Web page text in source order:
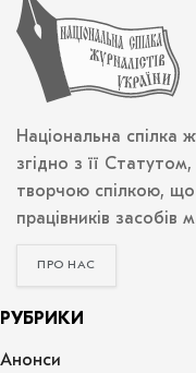
Національна спілка
згідно з її
творчою спілкою, що
працівників засобів
ПРО НАС
РУБРИКИ
Анонси